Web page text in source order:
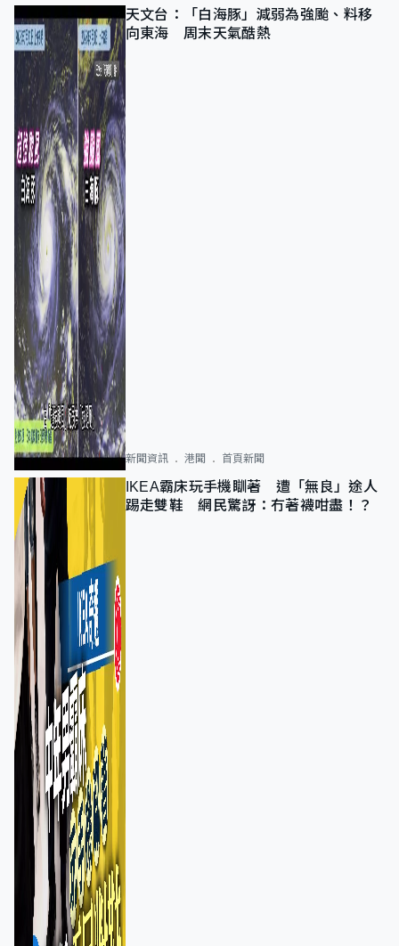
天文台：「白海豚」減弱為強颱、料移
向東海 周末天氣酷熱
新聞資訊 港聞 首頁新聞
IKEA霸床玩手機瞓著 遭「無良」途人
踢走雙鞋 網民驚訝：冇著襪咁盡！？